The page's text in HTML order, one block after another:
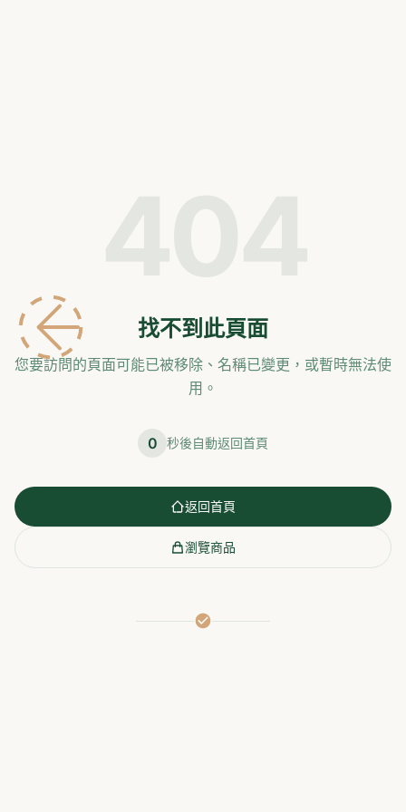
找不到此頁面
您要訪問的頁面可能已被移除、名稱已變更， 或暫時無法使
用。
0 秒後自動返回首頁
返回首頁
瀏覽商品